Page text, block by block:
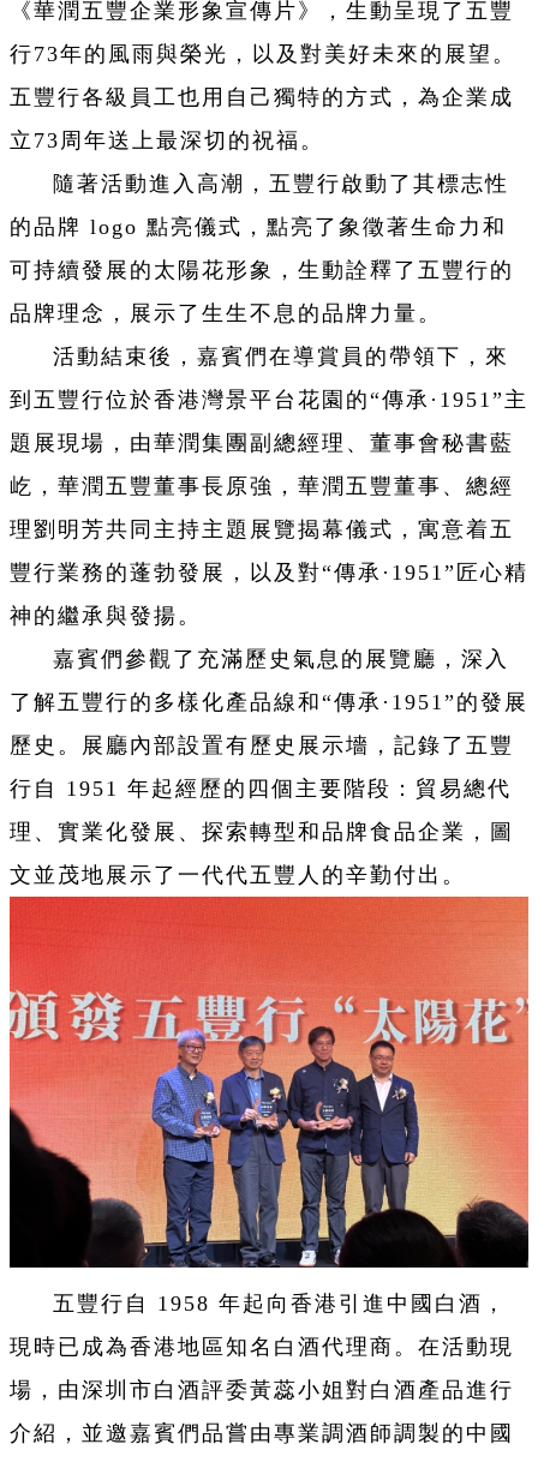
《華潤五豐企業形象宣傳片》，生動呈現了五豐
行73年的風雨與榮光，以及對美好未來的展望。
五豐行各級員工也用自己獨特的方式，為企業成
立73周年送上最深切的祝福。
隨著活動進入高潮，五豐行啟動了其標志性
的品牌 logo 點亮儀式，點亮了象徵著生命力和
可持續發展的太陽花形象，生動詮釋了五豐行的
品牌理念，展示了生生不息的品牌力量。
活動結束後，嘉賓們在導賞員的帶領下，來
到五豐行位於香港灣景平台花園的“傳承·1951”主
題展現場，由華潤集團副總經理、董事會秘書藍
屹，華潤五豐董事長原強，華潤五豐董事、總經
理劉明芳共同主持主題展覽揭幕儀式，寓意着五
豐行業務的蓬勃發展，以及對“傳承·1951”匠心精
神的繼承與發揚。
嘉賓們參觀了充滿歷史氣息的展覽廳，深入
了解五豐行的多樣化產品線和“傳承·1951”的發展
歷史。展廳內部設置有歷史展示墻，記錄了五豐
行自 1951 年起經歷的四個主要階段：貿易總代
理、實業化發展、探索轉型和品牌食品企業，圖
文並茂地展示了一代代五豐人的辛勤付出。
五豐行自 1958 年起向香港引進中國白酒，
現時已成為香港地區知名白酒代理商。在活動現
場，由深圳市白酒評委黃蕊小姐對白酒產品進行
介紹，並邀嘉賓們品嘗由專業調酒師調製的中國